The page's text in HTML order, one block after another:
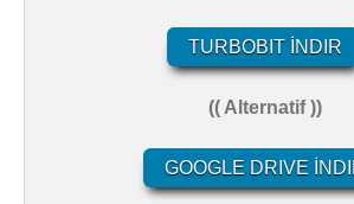
TURBOBIT İNDIR
(( Alternatif ))
GOOGLE DRIVE